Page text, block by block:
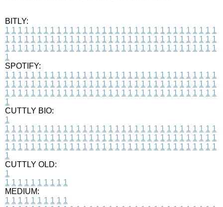
BITLY:
1 1 1 1 1 1 1 1 1 1 1 1 1 1 1 1 1 1 1 1 1 1 1 1 1 1 1 1 1 1 1 1 1
1 1 1 1 1 1 1 1 1 1 1 1 1 1 1 1 1 1 1 1 1 1 1 1 1 1 1 1 1 1 1 1 1
1 1 1 1 1 1 1 1 1 1 1 1 1 1 1 1 1 1 1 1 1 1 1 1 1 1 1 1 1 1 1 1 1
1
SPOTIFY:
1 1 1 1 1 1 1 1 1 1 1 1 1 1 1 1 1 1 1 1 1 1 1 1 1 1 1 1 1 1 1 1 1
1 1 1 1 1 1 1 1 1 1 1 1 1 1 1 1 1 1 1 1 1 1 1 1 1 1 1 1 1 1 1 1 1
1 1 1 1 1 1 1 1 1 1 1 1 1 1 1 1 1 1 1 1 1 1 1 1 1 1 1 1 1 1 1 1 1
1
CUTTLY BIO:
1
1 1 1 1 1 1 1 1 1 1 1 1 1 1 1 1 1 1 1 1 1 1 1 1 1 1 1 1 1 1 1 1 1
1 1 1 1 1 1 1 1 1 1 1 1 1 1 1 1 1 1 1 1 1 1 1 1 1 1 1 1 1 1 1 1 1
1 1 1 1 1 1 1 1 1 1 1 1 1 1 1 1 1 1 1 1 1 1 1 1 1 1 1 1 1 1 1 1 1
1
CUTTLY OLD:
1
1 1 1 1 1 1 1 1 1 1
MEDIUM:
1 1 1 1 1 1 1 1 1 1